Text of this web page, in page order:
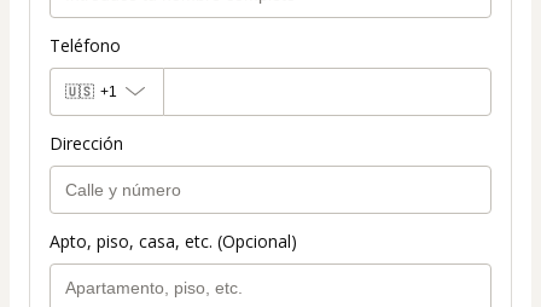
Teléfono
🇺🇸 +1
Dirección
Apto, piso, casa, etc. (Opcional)